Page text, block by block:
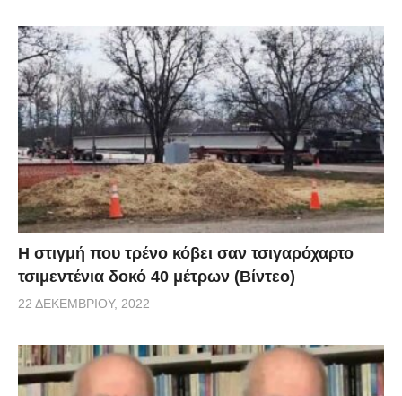
H στιγμή που τρένο κόβει σαν τσιγαρόχαρτο
τσιμεντένια δοκό 40 μέτρων (Βίντεο)
22 ΔΕΚΕΜΒΡΊΟΥ, 2022